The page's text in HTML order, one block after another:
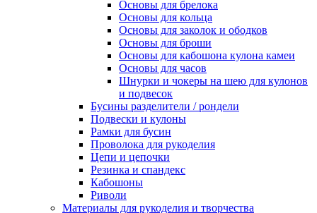
Основы для брелока
Основы для кольца
Основы для заколок и ободков
Основы для броши
Основы для кабошона кулона камеи
Основы для часов
Шнурки и чокеры на шею для кулонов
и подвесок
Бусины разделители / рондели
Подвески и кулоны
Рамки для бусин
Проволока для рукоделия
Цепи и цепочки
Резинка и спандекс
Кабошоны
Риволи
Материалы для рукоделия и творчества